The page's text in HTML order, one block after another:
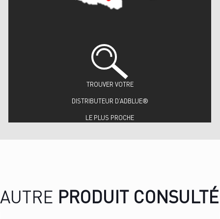
TROUVER VOTRE
DISTRIBUTEUR D’ADBLUE®
LE PLUS PROCHE
AUTRE PRODUIT CONSULTÉ